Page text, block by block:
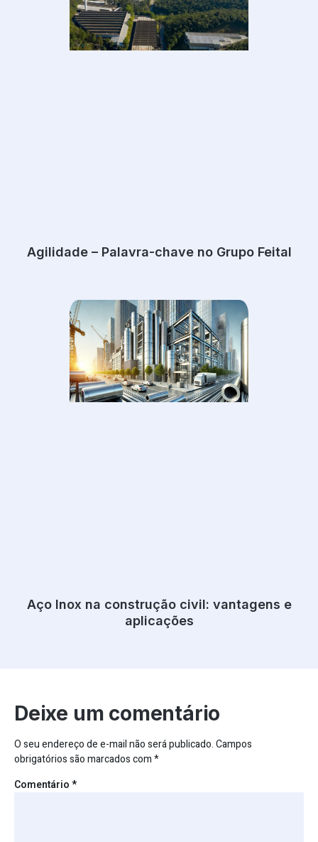
Agilidade – Palavra-chave no Grupo Feital
Aço Inox na construção civil: vantagens e
aplicações
Deixe um comentário
O seu endereço de e-mail não será publicado.Campos
obrigatórios são marcados com*
Comentário*